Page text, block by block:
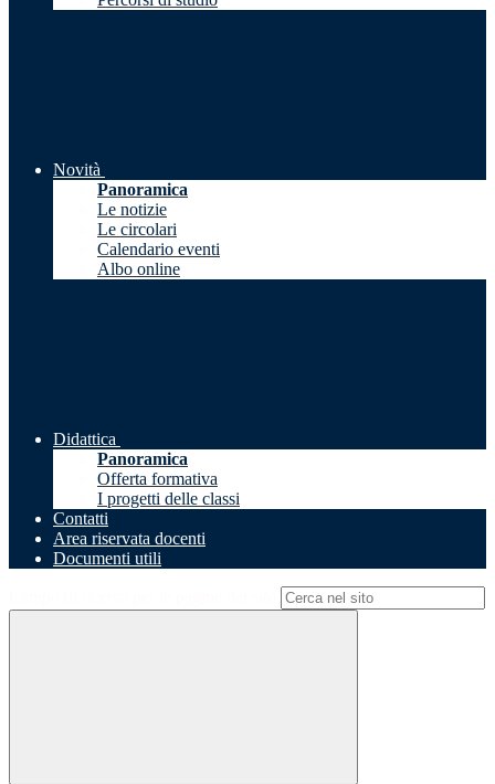
Novità
Panoramica
Le notizie
Le circolari
Calendario eventi
Albo online
Didattica
Panoramica
Offerta formativa
I progetti delle classi
Contatti
Area riservata docenti
Documenti utili